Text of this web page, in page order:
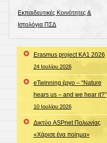
Εκπαιδευτικές Κοινότητες &
Ιστολόγια ΠΣΔ
Erasmus project KA1 2026
24 Ιουλίου 2026
eTwinning έργο – “Nature
hears us – and we hear it?”
10 Ιουλίου 2026
Δικτύο ASPnet Πολωνίας
«Χάρισε ένα ποίημα»